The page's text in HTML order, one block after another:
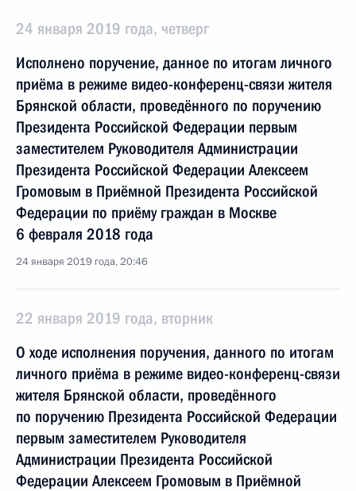
24 января 2019 года, четверг
Исполнено поручение, данное по итогам личного
приёма в режиме видео-конференц-связи жителя
Брянской области, проведённого по поручению
Президента Российской Федерации первым
заместителем Руководителя Администрации
Президента Российской Федерации Алексеем
Громовым в Приёмной Президента Российской
Федерации по приёму граждан в Москве
6 февраля 2018 года
24 января 2019 года, 20:46
22 января 2019 года, вторник
О ходе исполнения поручения, данного по итогам
личного приёма в режиме видео-конференц-связи
жителя Брянской области, проведённого
по поручению Президента Российской Федерации
первым заместителем Руководителя
Администрации Президента Российской
Федерации Алексеем Громовым в Приёмной